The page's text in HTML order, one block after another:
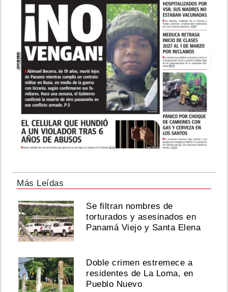
Más Leídas
Se filtran nombres de
torturados y asesinados en
Panamá Viejo y Santa Elena
Doble crimen estremece a
residentes de La Loma, en
Pueblo Nuevo